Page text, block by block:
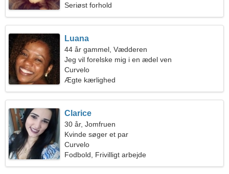
Seriøst forhold
Luana
44 år gammel, Vædderen
Jeg vil forelske mig i en ædel ven
Curvelo
Ægte kærlighed
Clarice
30 år, Jomfruen
Kvinde søger et par
Curvelo
Fodbold, Frivilligt arbejde